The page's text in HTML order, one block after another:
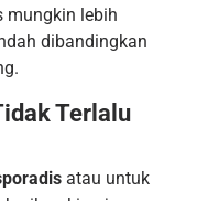
mungkin lebih
dibandingkan
Terlalu
atau untuk